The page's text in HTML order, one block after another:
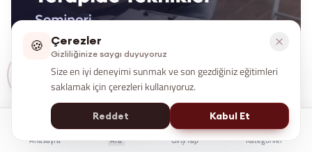
Kısa Süreli Çözüm Odaklı Terapide
Teknikler Semineri
Anasayfa Ara Giriş Yap Kategoriler
🍪 Çerezler
Gizliliğinize saygı duyuyoruz
Size en iyi deneyimi sunmak ve son gezdiğiniz eğitimleri
saklamak için çerezleri kullanıyoruz.
Reddet Kabul Et